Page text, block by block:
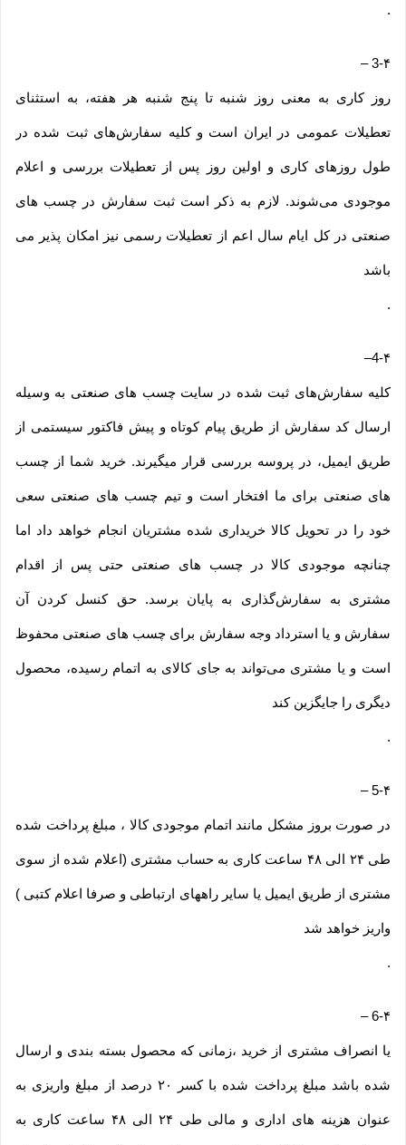
.
3-۴–
روز کاری به معنی روز شنبه تا پنج شنبه هر هفته، به استثنای
تعطیلات عمومی در ایران است و کلیه سفارش‏‌های ثبت شده در
طول روزهای کاری و اولین روز پس از تعطیلات بررسی و اعلام
موجودی می‌‏شوند. لازم به ذکر است ثبت سفارش در چسب های
صنعتی در کل ایام سال اعم از تعطیلات رسمی نیز امکان پذیر می
باشد
.
4-۴–
کلیه سفارش‌‏های ثبت شده در سایت چسب های صنعتی به وسیله
ارسال کد سفارش از طریق پیام کوتاه و پیش فاکتور سیستمی از
طریق ایمیل، در پروسه بررسی قرار میگیرند. خرید شما از چسب
های صنعتی برای ما افتخار است و تیم چسب های صنعتی سعی
خود را در تحویل کالا خریداری شده مشتریان انجام خواهد داد اما
چنانچه موجودی کالا در چسب های صنعتی حتی پس از اقدام
مشتری به سفارش‌‏گذاری به پایان برسد. حق کنسل کردن آن
سفارش و یا استرداد وجه سفارش برای چسب های صنعتی محفوظ
است و یا مشتری می‏‌تواند به جای کالای به اتمام رسیده، محصول
دیگری را جایگزین کند
.
5-۴–
در صورت بروز مشکل مانند اتمام موجودی کالا ، مبلغ پرداخت شده
طی ۲۴ الی ۴۸ ساعت کاری به حساب مشتری (اعلام شده از سوی
مشتری از طریق ایمیل یا سایر راههای ارتباطی و صرفا اعلام کتبی )
واریز خواهد شد
.
6-۴–
یا انصراف مشتری از خرید ،زمانی که محصول بسته بندی و ارسال
شده باشد مبلغ پرداخت شده با کسر ۲۰ درصد از مبلغ واریزی به
عنوان هزینه های اداری و مالی طی ۲۴ الی ۴۸ ساعت کاری به